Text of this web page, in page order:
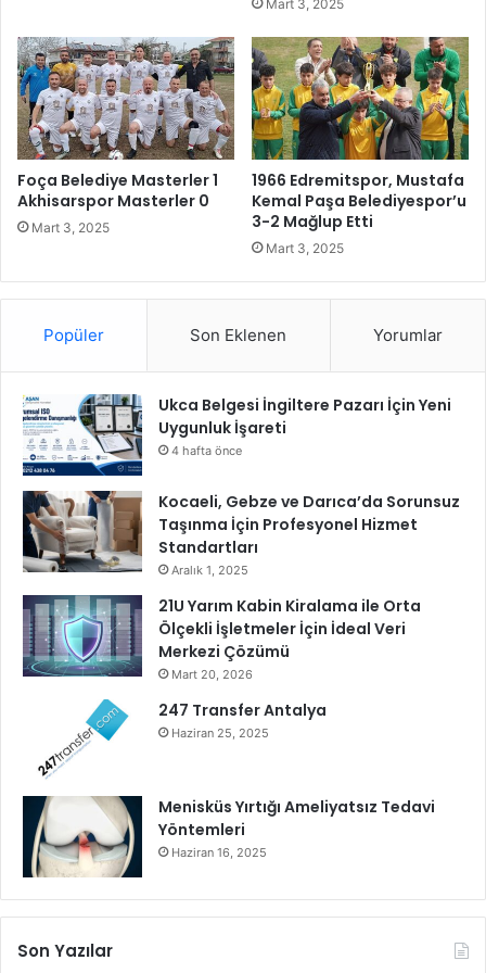
l
ı
y
o
r
t
i
m
i
n
d
e
Mart 3, 2025
Foça Belediye Masterler 1
Akhisarspor Masterler 0
Mart 3, 2025
1966 Edremitspor, Mustafa
Kemal Paşa Belediyespor’u
3-2 Mağlup Etti
Mart 3, 2025
Popüler Son Eklenen Yorumlar
Ukca Belgesi İngiltere Pazarı İçin Yeni
Uygunluk İşareti
4 hafta önce
Kocaeli, Gebze ve Darıca’da Sorunsuz
Taşınma İçin Profesyonel Hizmet
Standartları
Aralık 1, 2025
21U Yarım Kabin Kiralama ile Orta
Ölçekli İşletmeler İçin İdeal Veri
Merkezi Çözümü
Mart 20, 2026
247 Transfer Antalya
Haziran 25, 2025
Menisküs Yırtığı Ameliyatsız Tedavi
Yöntemleri
Haziran 16, 2025
Son Yazılar